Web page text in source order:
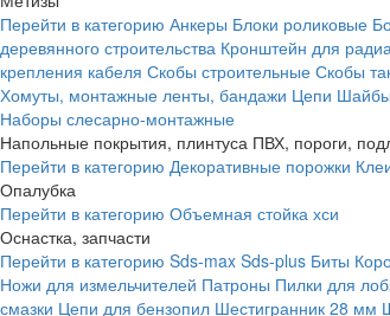
Перейти в категорию Анкеры Блоки роликовые
деревянного строительства Кронштейн для
крепления кабеля Скобы строительные Скобы
Хомуты, монтажные ленты, бандажи Цепи Шайбы
Наборы слесарно-монтажные
Напольные покрытия, плинтуса ПВХ, пороги,
Перейти в категорию Декоративные порожки
Опалубка
Перейти в категорию Объемная стойка хси
Оснастка, запчасти
Перейти в категорию Sds-max Sds-plus Биты
Ножи для измельчителей Патроны Пилки для
смазки Цепи для бензопил Шестигранник 28 мм